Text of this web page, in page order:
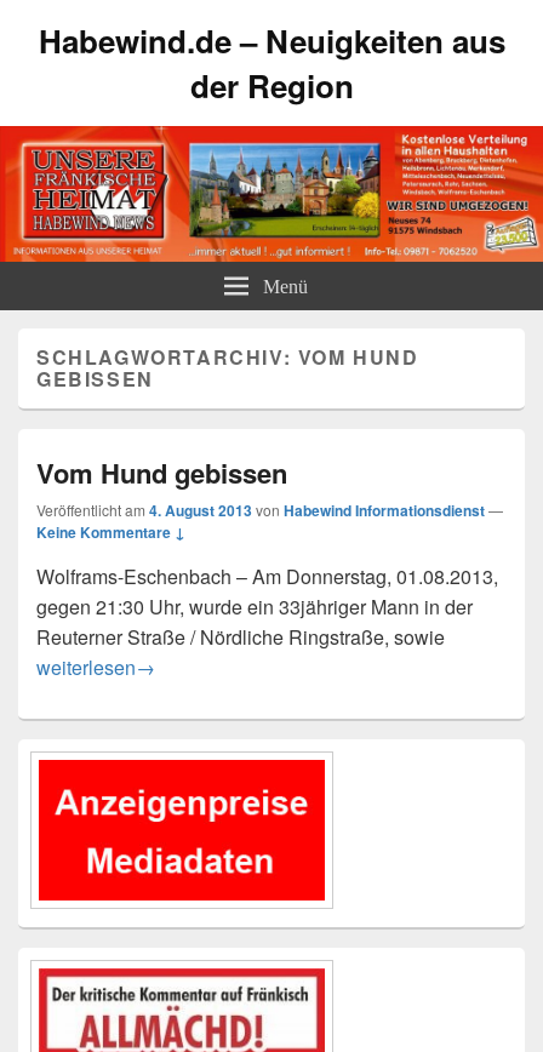
Habewind.de – Neuigkeiten aus
der Region
Menü
SCHLAGWORTARCHIV: VOM HUND
GEBISSEN
Vom Hund gebissen
Veröffentlicht am 4. August 2013von Habewind Informationsdienst—
Keine Kommentare ↓
Wolframs-Eschenbach – Am Donnerstag, 01.08.2013,
gegen 21:30 Uhr, wurde ein 33jähriger Mann in der
Reuterner Straße / Nördliche Ringstraße, sowie
Vom Hund gebissen
weiterlesen→
Primärer
Widgetbereich